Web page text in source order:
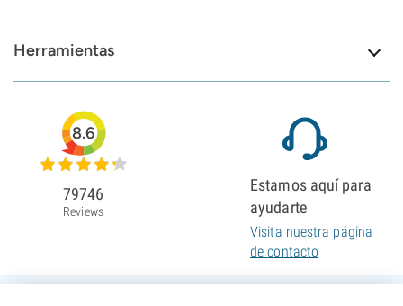
Herramientas
8.6
79746
Reviews
Estamos aquí para
ayudarte
Visita nuestra página
de contacto